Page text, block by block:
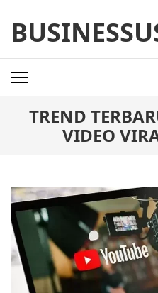
content
(Press
Enter)
TREND
VIDEO